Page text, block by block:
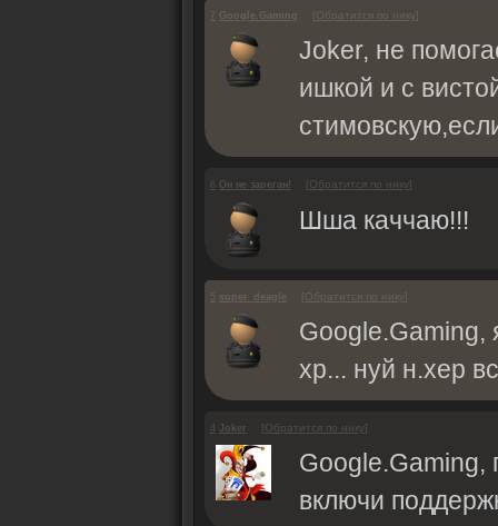
Google.Gaming [Обратится по нику ]
Joker, не
ишкой и с
Он не зареган! Обратится по нику
Шша каччаю!!!
super_deagle [Обратится по нику ]
Google.Gaming,
хр... нуй н.хер
Joker [Обратится по нику]
Google.Gaming,
включи